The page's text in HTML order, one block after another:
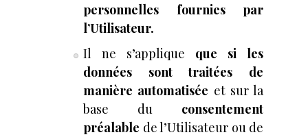
personnelles fournies par
l’Utilisateur.
Il ne s’applique que si les
données sont traitées de
manière automatisée et sur la
base du consentement
préalable de l’Utilisateur ou de